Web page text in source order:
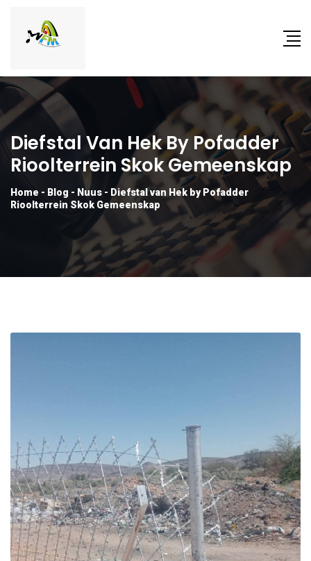
Diefstal Van Hek By Pofadder
Rioolterrein Skok Gemeenskap
Home - Blog - Nuus - Diefstal van Hek by Pofadder
Rioolterrein Skok Gemeenskap